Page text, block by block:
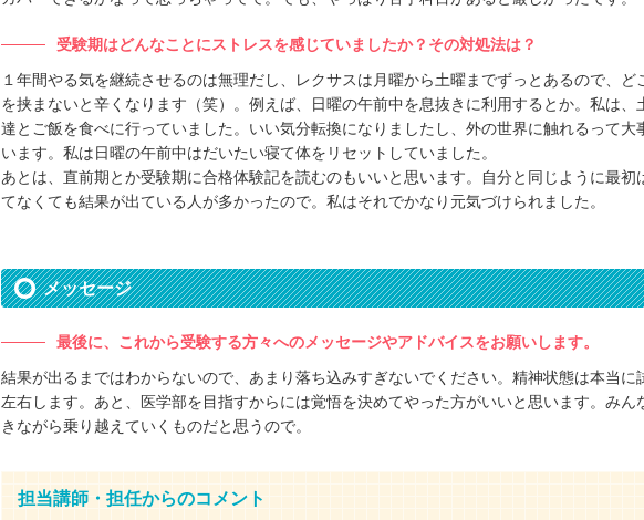
受験期はどんなことにストレスを感じていましたか？その対処法は？
１年間やる気を継続させるのは無理だし、レクサスは月曜から土曜までずっとあるので、ど
を挟まないと辛くなります（笑）。例えば、日曜の午前中を息抜きに利用するとか。私は、
達とご飯を食べに行っていました。いい気分転換になりましたし、外の世界に触れるって大
います。私は日曜の午前中はだいたい寝て体をリセットしていました。
あとは、直前期とか受験期に合格体験記を読むのもいいと思います。自分と同じように最初
てなくても結果が出ている人が多かったので。私はそれでかなり元気づけられました。
メッセージ
最後に、これから受験する方々へのメッセージやアドバイスをお願いします。
結果が出るまではわからないので、あまり落ち込みすぎないでください。精神状態は本当に
左右します。あと、医学部を目指すからには覚悟を決めてやった方がいいと思います。みん
きながら乗り越えていくものだと思うので。
担当講師・担任からのコメント